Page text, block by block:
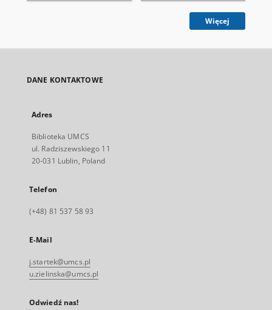
Więcej
DANE KONTAKTOWE
Adres
Biblioteka UMCS
ul. Radziszewskiego 11
20-031 Lublin, Poland
Telefon
(+48) 81 537 58 93
E-Mail
j.startek@umcs.pl
u.zielinska@umcs.pl
Odwiedź nas!